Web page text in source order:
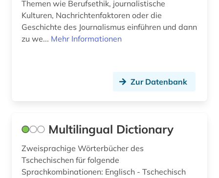
ungarisch (4)
ungarn (1)
vermessungswesen (1)
vertrieb (1)
vietnamesisch (1)
Themen wie Berufsethik, journalistische
Kulturen, Nachrichtenfaktoren oder die
Geschichte des Journalismus einführen und dann
zu we... Mehr Informationen
Zur Datenbank
Multilingual Dictionary
Zweisprachige Wörterbücher des
Tschechischen für folgende
Sprachkombinationen: Englisch - Tschechisch